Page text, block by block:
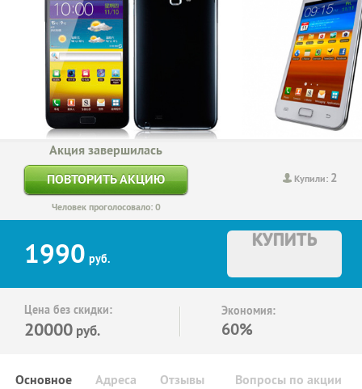
Купили: 2
Акция завершилась
ПОВТОРИТЬ АКЦИЮ
Человек проголосовало: 0
1990 руб.
КУПИТЬ
Цена без скидки:
20000 руб.
Экономия:
60%
Основное Отзывы Вопросы по акции
Адреса